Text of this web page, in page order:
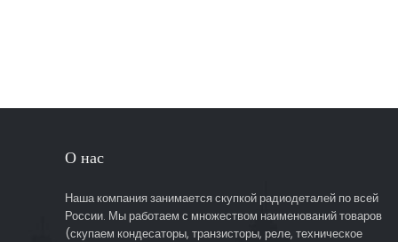
О нас
Наша компания занимается скупкой радиодеталей по всей
России. Мы работаем с множеством наименований товаров
(скупаем кондесаторы, транзисторы, реле, техническое